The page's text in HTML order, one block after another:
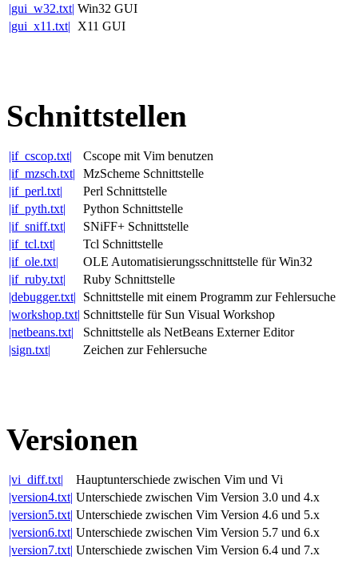
|gui_w32.txt| Win32 GUI
|gui_x11.txt|
X11 GUI
Schnittstellen
|if_cscop.txt|
Cscope mit Vim benutzen
|if_mzsch.txt|
MzScheme Schnittstelle
|if_perl.txt|
Perl Schnittstelle
|if_pyth.txt|
Python Schnittstelle
|if_sniff.txt|
SNiFF+ Schnittstelle
|if_tcl.txt|
Tcl Schnittstelle
|if_ole.txt|
OLE Automatisierungsschnittstelle für Win32
|if_ruby.txt|
Ruby Schnittstelle
|debugger.txt|
Schnittstelle mit einem Programm zur Fehlersuche
|workshop.txt| Schnittstelle für Sun Visual Workshop
|netbeans.txt|
Schnittstelle als NetBeans Externer Editor
|sign.txt|
Zeichen zur Fehlersuche
Versionen
|vi_diff.txt|
Hauptunterschiede zwischen Vim und Vi
|version4.txt| Unterschiede zwischen Vim Version 3.0 und 4.x
|version5.txt| Unterschiede zwischen Vim Version 4.6 und 5.x
|version6.txt| Unterschiede zwischen Vim Version 5.7 und 6.x
|version7.txt| Unterschiede zwischen Vim Version 6.4 und 7.x